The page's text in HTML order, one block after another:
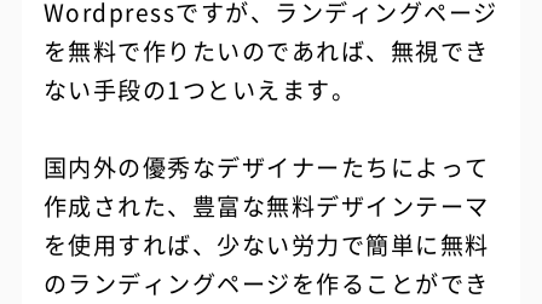
Wordpressですが、ランディングページ
を無料で作りたいのであれば、無視でき
ない手段の1つといえます。
国内外の優秀なデザイナーたちによって
作成された、豊富な無料デザインテーマ
を使用すれば、少ない労力で簡単に無料
のランディングページを作ることができ